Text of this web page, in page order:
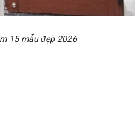
15 mẫu đẹp 2026